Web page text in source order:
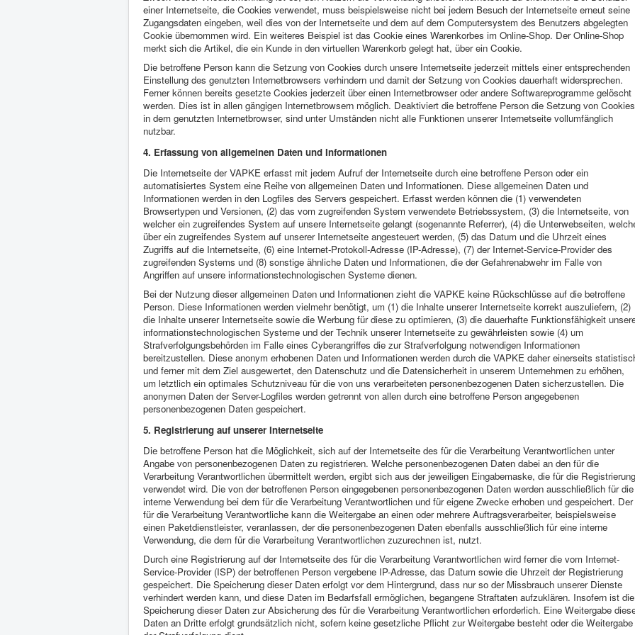
einer Internetseite, die Cookies verwendet, muss beispielsweise nicht bei jedem Besuch der Internetseite erneut seine
Zugangsdaten eingeben, weil dies von der Internetseite und dem auf dem Computersystem des Benutzers abgelegten
Cookie übernommen wird. Ein weiteres Beispiel ist das Cookie eines Warenkorbes im Online-Shop. Der Online-Shop
merkt sich die Artikel, die ein Kunde in den virtuellen Warenkorb gelegt hat, über ein Cookie.
Die betroffene Person kann die Setzung von Cookies durch unsere Internetseite jederzeit mittels einer entsprechenden
Einstellung des genutzten Internetbrowsers verhindern und damit der Setzung von Cookies dauerhaft widersprechen.
Ferner können bereits gesetzte Cookies jederzeit über einen Internetbrowser oder andere Softwareprogramme gelöscht
werden. Dies ist in allen gängigen Internetbrowsern möglich. Deaktiviert die betroffene Person die Setzung von Cookies
in dem genutzten Internetbrowser, sind unter Umständen nicht alle Funktionen unserer Internetseite vollumfänglich
nutzbar.
4. Erfassung von allgemeinen Daten und Informationen
Die Internetseite der VAPKE erfasst mit jedem Aufruf der Internetseite durch eine betroffene Person oder ein
automatisiertes System eine Reihe von allgemeinen Daten und Informationen. Diese allgemeinen Daten und
Informationen werden in den Logfiles des Servers gespeichert. Erfasst werden können die (1) verwendeten
Browsertypen und Versionen, (2) das vom zugreifenden System verwendete Betriebssystem, (3) die Internetseite, von
welcher ein zugreifendes System auf unsere Internetseite gelangt (sogenannte Referrer), (4) die Unterwebseiten,
über ein zugreifendes System auf unserer Internetseite angesteuert werden, (5) das Datum und die Uhrzeit eines
Zugriffs auf die Internetseite, (6) eine Internet-Protokoll-Adresse (IP-Adresse), (7) der Internet-Service-Provider des
zugreifenden Systems und (8) sonstige ähnliche Daten und Informationen, die der Gefahrenabwehr im Falle von
Angriffen auf unsere informationstechnologischen Systeme dienen.
Bei der Nutzung dieser allgemeinen Daten und Informationen zieht die VAPKE keine Rückschlüsse auf die betroffene
Person. Diese Informationen werden vielmehr benötigt, um (1) die Inhalte unserer Internetseite korrekt auszuliefern, (2)
die Inhalte unserer Internetseite sowie die Werbung für diese zu optimieren, (3) die dauerhafte Funktionsfähigkeit
informationstechnologischen Systeme und der Technik unserer Internetseite zu gewährleisten sowie (4) um
Strafverfolgungsbehörden im Falle eines Cyberangriffes die zur Strafverfolgung notwendigen Informationen
bereitzustellen. Diese anonym erhobenen Daten und Informationen werden durch die VAPKE daher einerseits
und ferner mit dem Ziel ausgewertet, den Datenschutz und die Datensicherheit in unserem Unternehmen zu erhöhen,
um letztlich ein optimales Schutzniveau für die von uns verarbeiteten personenbezogenen Daten sicherzustellen. Die
anonymen Daten der Server-Logfiles werden getrennt von allen durch eine betroffene Person angegebenen
personenbezogenen Daten gespeichert.
5. Registrierung auf unserer Internetseite
Die betroffene Person hat die Möglichkeit, sich auf der Internetseite des für die Verarbeitung Verantwortlichen unter
Angabe von personenbezogenen Daten zu registrieren. Welche personenbezogenen Daten dabei an den für die
Verarbeitung Verantwortlichen übermittelt werden, ergibt sich aus der jeweiligen Eingabemaske, die für die Registrierung
verwendet wird. Die von der betroffenen Person eingegebenen personenbezogenen Daten werden ausschließlich für die
interne Verwendung bei dem für die Verarbeitung Verantwortlichen und für eigene Zwecke erhoben und gespeichert. Der
für die Verarbeitung Verantwortliche kann die Weitergabe an einen oder mehrere Auftragsverarbeiter, beispielsweise
einen Paketdienstleister, veranlassen, der die personenbezogenen Daten ebenfalls ausschließlich für eine interne
Verwendung, die dem für die Verarbeitung Verantwortlichen zuzurechnen ist, nutzt.
Durch eine Registrierung auf der Internetseite des für die Verarbeitung Verantwortlichen wird ferner die vom Internet-
Service-Provider (ISP) der betroffenen Person vergebene IP-Adresse, das Datum sowie die Uhrzeit der Registrierung
gespeichert. Die Speicherung dieser Daten erfolgt vor dem Hintergrund, dass nur so der Missbrauch unserer Dienste
verhindert werden kann, und diese Daten im Bedarfsfall ermöglichen, begangene Straftaten aufzuklären. Insofern ist die
Speicherung dieser Daten zur Absicherung des für die Verarbeitung Verantwortlichen erforderlich. Eine Weitergabe
Daten an Dritte erfolgt grundsätzlich nicht, sofern keine gesetzliche Pflicht zur Weitergabe besteht oder die Weitergabe